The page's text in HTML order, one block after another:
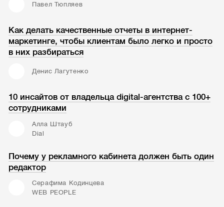
Павел Тюпляев
Как делать качественные отчеты в интернет-
маркетинге, чтобы клиентам было легко и просто
в них разбираться
Денис Лагутенко
10 инсайтов от владельца digital-агентства с 100+
сотрудниками
Алла Штауб
Dial
Почему у рекламного кабинета должен быть один
редактор
Серафима Кодинцева
WEB PEOPLE